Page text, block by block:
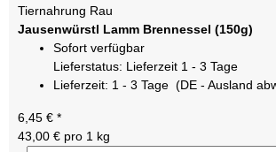
Tiernahrung Rau
Jausenwürstl Lamm Brennessel (150g)
Sofort verfügbar
Lieferstatus: Lieferzeit 1 - 3 Tage
Lieferzeit: 1 - 3 Tage (DE - Ausland
6,45 € *
43,00 € pro 1 kg